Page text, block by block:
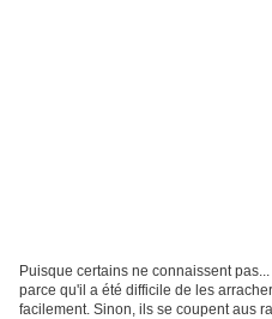
Puisque certains ne connaissent
parce qu'il a été difficile de les
facilement. Sinon, ils se coupent aus